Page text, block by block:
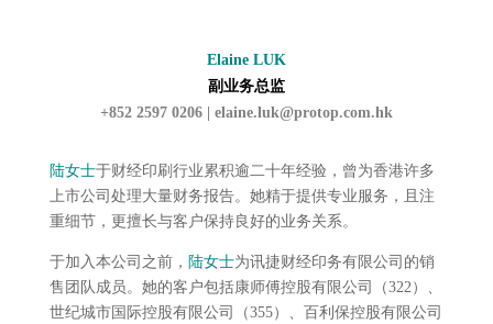
Elaine LUK
副业务总监
+852 2597 0206 | elaine.luk@protop.com.hk
陆女士于财经印刷行业累积逾二十年经验，曾为香港许多
上市公司处理大量财务报告。她精于提供专业服务，且注
重细节，更擅长与客户保持良好的业务关系。
于加入本公司之前， 陆女士为讯捷财经印务有限公司的销
售团队成员。她的客户包括康师傅控股有限公司（322）、
世纪城市国际控股有限公司（355）、百利保控股有限公司